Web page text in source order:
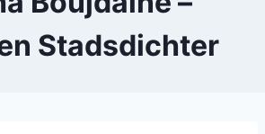
Stadsdichter